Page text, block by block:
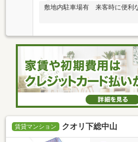
敷地内駐車場有 来客時に便利
賃貸マンション クオリ下総中山